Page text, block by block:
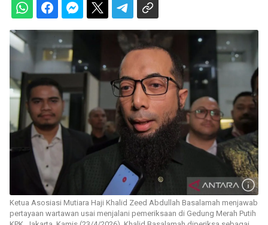
Ketua Asosiasi Mutiara Haji Khalid Zeed Abdullah Basalamah menjawab
pertayaan wartawan usai menjalani pemeriksaan di Gedung Merah Putih